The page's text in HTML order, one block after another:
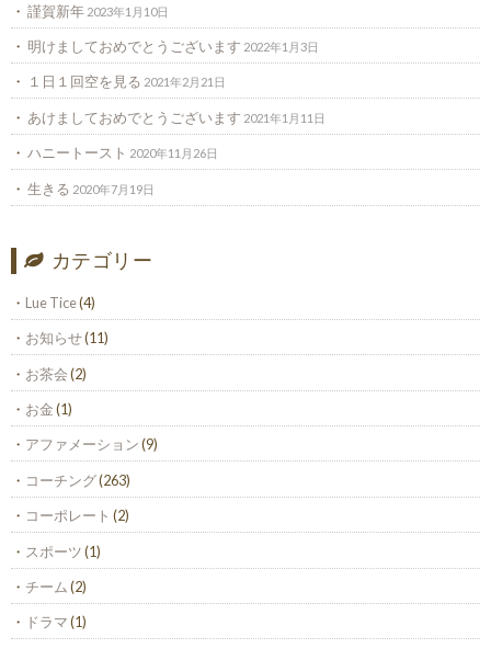
謹賀新年 2023年1月10日
明けましておめでとうございます 2022年1月3日
１日１回空を見る 2021年2月21日
あけましておめでとうございます 2021年1月11日
ハニートースト 2020年11月26日
生きる 2020年7月19日
カテゴリー
Lue Tice(4)
お知らせ(11)
お茶会(2)
お金(1)
アファメーション(9)
コーチング(263)
コーポレート (2)
スポーツ(1)
チーム (2)
ドラマ(1)